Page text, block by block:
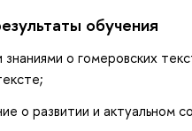
обучения
о гомеровских
о развитии и актуальном